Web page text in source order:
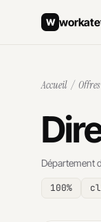
W
Accueil /
Département
100%